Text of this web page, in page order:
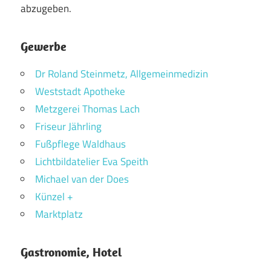
abzugeben.
Gewerbe
Dr Roland Steinmetz, Allgemeinmedizin
Weststadt Apotheke
Metzgerei Thomas Lach
Friseur Jährling
Fußpflege Waldhaus
Lichtbildatelier Eva Speith
Michael van der Does
Künzel +
Marktplatz
Gastronomie, Hotel